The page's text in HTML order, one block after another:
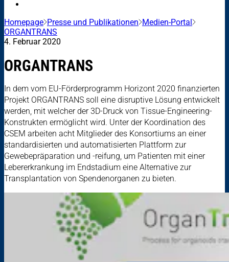
Homepage Presse und Publikationen Medien-Portal
ORGANTRANS
4. Februar 2020
ORGANTRANS
In dem vom EU-Förderprogramm Horizont 2020 finanzierten
Projekt ORGANTRANS soll eine disruptive Lösung entwickelt
werden, mit welcher der 3D-Druck von Tissue-Engineering-
Konstrukten ermöglicht wird. Unter der Koordination des
CSEM arbeiten acht Mitglieder des Konsortiums an einer
standardisierten und automatisierten Plattform zur
Gewebepräparation und -reifung, um Patienten mit einer
Lebererkrankung im Endstadium eine Alternative zur
Transplantation von Spendenorganen zu bieten.